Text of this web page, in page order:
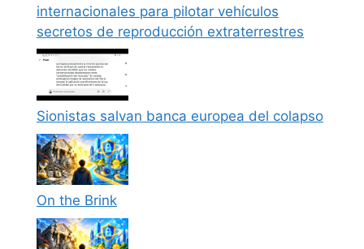
internacionales para pilotar vehículos
secretos de reproducción extraterrestres
Sionistas salvan banca europea del colapso
On the Brink